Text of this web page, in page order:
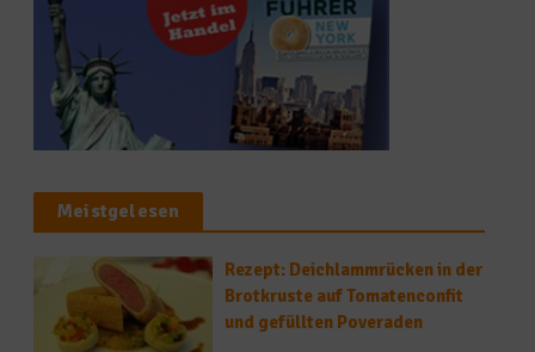
Meistgelesen
Rezept: Deichlammrücken in der
Brotkruste auf Tomatenconfit
und gefüllten Poveraden